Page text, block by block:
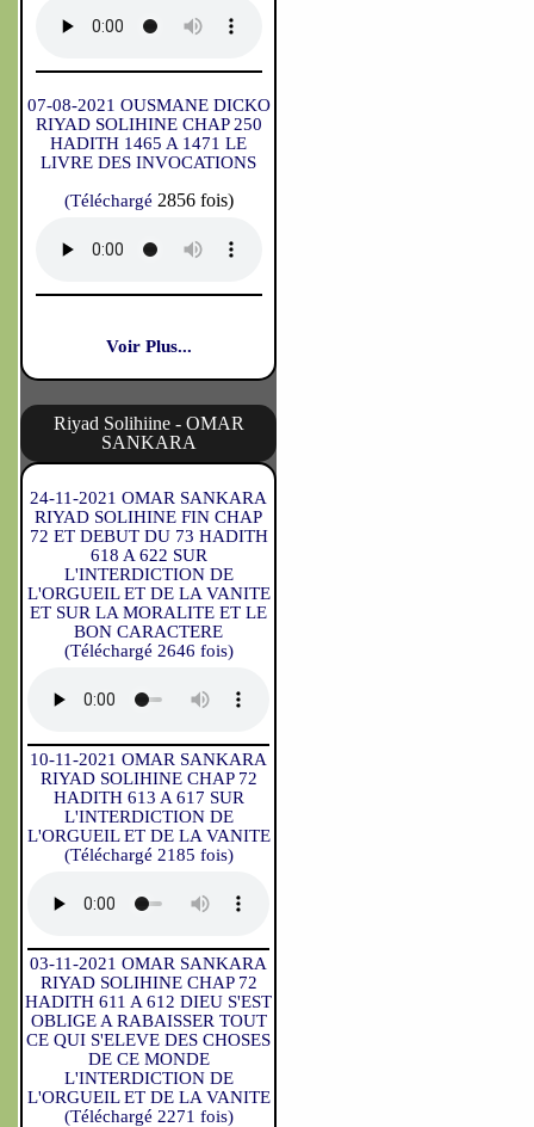
07-08-2021 OUSMANE DICKO
RIYAD SOLIHINE CHAP 250
HADITH 1465 A 1471 LE
LIVRE DES INVOCATIONS
(Téléchargé 2856 fois)
Voir Plus...
Riyad Solihiine - OMAR
SANKARA
24-11-2021 OMAR SANKARA
RIYAD SOLIHINE FIN CHAP
72 ET DEBUT DU 73 HADITH
618 A 622 SUR
L'INTERDICTION DE
L'ORGUEIL ET DE LA VANITE
ET SUR LA MORALITE ET LE
BON CARACTERE
(Téléchargé 2646 fois)
10-11-2021 OMAR SANKARA
RIYAD SOLIHINE CHAP 72
HADITH 613 A 617 SUR
L'INTERDICTION DE
L'ORGUEIL ET DE LA VANITE
(Téléchargé 2185 fois)
03-11-2021 OMAR SANKARA
RIYAD SOLIHINE CHAP 72
HADITH 611 A 612 DIEU S'EST
OBLIGE A RABAISSER TOUT
CE QUI S'ELEVE DES CHOSES
DE CE MONDE
L'INTERDICTION DE
L'ORGUEIL ET DE LA VANITE
(Téléchargé 2271 fois)